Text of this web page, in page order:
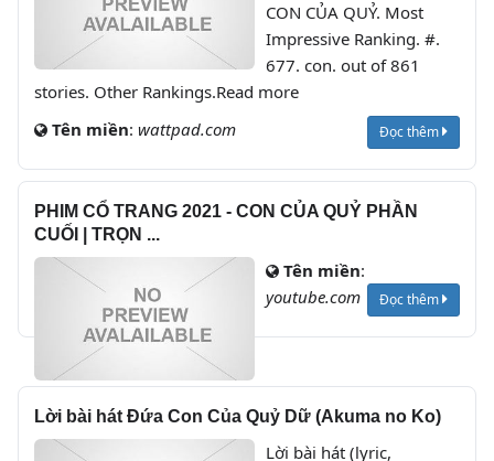
CON CỦA QUỶ. Most
Impressive Ranking. #.
677. con. out of 861
stories. Other Rankings.Read more
Tên miền: wattpad.com Đọc thêm
PHIM CỔ TRANG 2021 - CON CỦA QUỶ PHẦN
CUỐI | TRỌN ...
Tên miền:
youtube.com
Đọc thêm
Lời bài hát Đứa Con Của Quỷ Dữ (Akuma no Ko)
Lời bài hát (lyric,